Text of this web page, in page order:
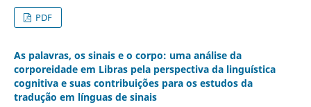
PDF
As palavras, os sinais e o corpo: uma análise da
corporeidade em Libras pela perspectiva da linguística
cognitiva e suas contribuições para os estudos da
tradução em línguas de sinais